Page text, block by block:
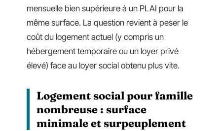
mensuelle bien supérieure à un PLAI pour la
même surface. La question revient à peser le
coût du logement actuel (y compris un
hébergement temporaire ou un loyer privé
élevé) face au loyer social obtenu plus vite.
Logement social pour famille
nombreuse : surface
minimale et surpeuplement